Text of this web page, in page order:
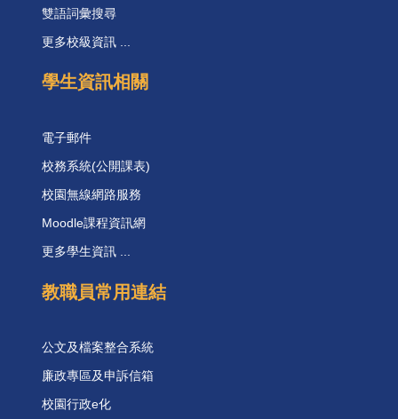
雙語詞彙搜尋
更多校級資訊 ...
學生資訊相關
電子郵件
校務系統(公開課表)
校園無線網路服務
Moodle課程資訊網
更多學生資訊 ...
教職員常用連結
公文及檔案整合系統
廉政專區及申訴信箱
校園行政e化